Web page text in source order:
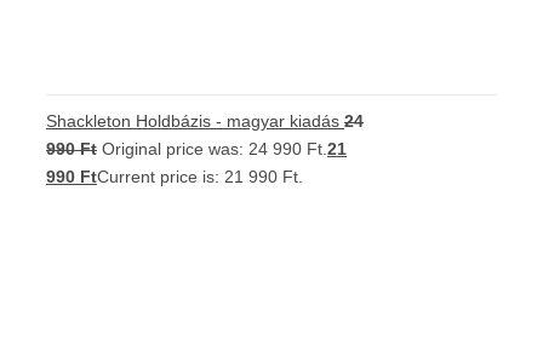
Shackleton Holdbázis - magyar kiadás 24
990Ft Original price was: 24 990 Ft. 21
990 FtCurrent price is: 21 990 Ft.